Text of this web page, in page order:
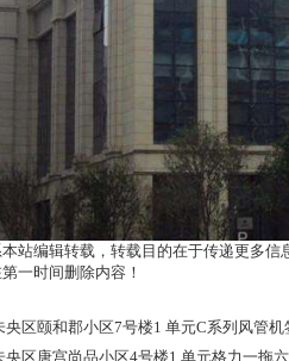
本站编辑转载，转载目的在于传递更多
一时间删除内容！
央区颐和郡小区7号楼1 单元C系列风管机
央区唐宫尚品小区4号楼1 单元格力一拖